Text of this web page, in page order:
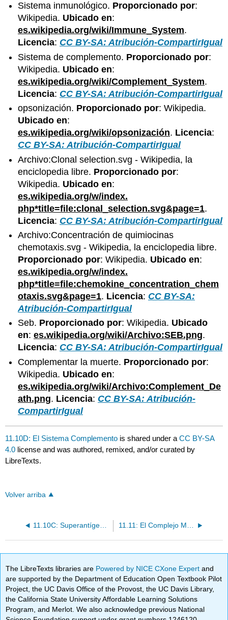
Sistema inmunológico. Proporcionado por:
Wikipedia. Ubicado en:
es.wikipedia.org/wiki/Immune_System.
Licencia: CC BY-SA: Atribución-CompartirIgual
Sistema de complemento. Proporcionado por:
Wikipedia. Ubicado en:
es.wikipedia.org/wiki/Complement_System.
Licencia: CC BY-SA: Atribución-CompartirIgual
opsonización. Proporcionado por: Wikipedia.
Ubicado en:
es.wikipedia.org/wiki/opsonización. Licencia:
CC BY-SA: Atribución-CompartirIgual
Archivo:Clonal selection.svg - Wikipedia, la
enciclopedia libre. Proporcionado por:
Wikipedia. Ubicado en:
es.wikipedia.org/w/index.
php*title=file:clonal_selection.svg&page=1.
Licencia: CC BY-SA: Atribución-CompartirIgual
Archivo:Concentración de quimiocinas
chemotaxis.svg - Wikipedia, la enciclopedia libre.
Proporcionado por: Wikipedia. Ubicado en:
es.wikipedia.org/w/index.
php*title=file:chemokine_concentration_chem
otaxis.svg&page=1. Licencia: CC BY-SA:
Atribución-CompartirIgual
Seb. Proporcionado por: Wikipedia. Ubicado
en:es.wikipedia.org/wiki/Archivo:SEB.png.
Licencia: CC BY-SA: Atribución-CompartirIgual
Complementar la muerte. Proporcionado por:
Wikipedia. Ubicado en:
es.wikipedia.org/wiki/Archivo:Complement_De
ath.png. Licencia: CC BY-SA: Atribución-
CompartirIgual
11.10D: El Sistema Complemento is shared under aCC BY-SA
4.0 license and was authored, remixed, and/or curated by
LibreTexts.
Volver arriba
11.10C: Superantígenos 11.11: El Complejo Mayor de Histocompatibilidad (MHC)
The LibreTexts libraries are Powered by NICE CXone Expertand
are supported by the Department of Education Open Textbook Pilot
Project, the UC Davis Office of the Provost, the UC Davis Library,
the California State University Affordable Learning Solutions
Program, and Merlot. We also acknowledge previous National